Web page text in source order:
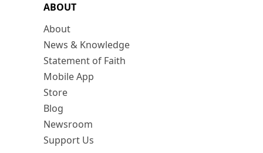
ABOUT
About
News & Knowledge
Statement of Faith
Mobile App
Store
Blog
Newsroom
Support Us